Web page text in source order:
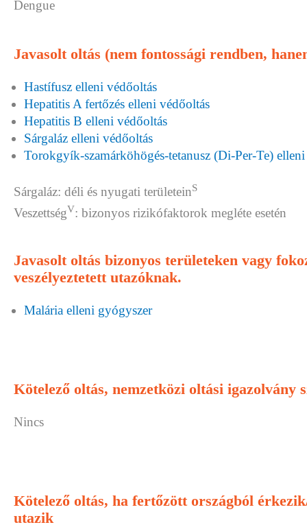
Dengue
Javasolt oltás (nem fontossági rendben,
Hastífusz elleni védőoltás
Hepatitis A fertőzés elleni védőoltás
Hepatitis B elleni védőoltás
Sárgaláz elleni védőoltás
Torokgyík-szamárköhögés-tetanusz (Di-Per-Te)
Sárgaláz: déli és nyugati területeinS
VeszettségV: bizonyos rizikófaktorok megléte esetén
Javasolt oltás bizonyos területeken vagy
veszélyeztetett utazóknak.
Malária elleni gyógyszer
Kötelező oltás, nemzetközi oltási igazolvány
Nincs
Kötelező oltás, ha fertőzött országból
utazik